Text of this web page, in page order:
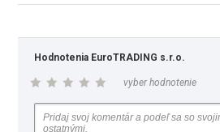
Hodnotenia EuroTRADING s.r.o.
vyber hodnotenie